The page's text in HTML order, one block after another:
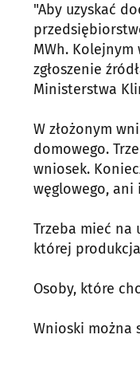
"Aby uzyskać
MWh.
zgłoszenie
Ministerstwa
W złożonym
domowego.
wniosek.
węglowego,
Trzeba mieć na
której
Osoby, które
Wnioski można